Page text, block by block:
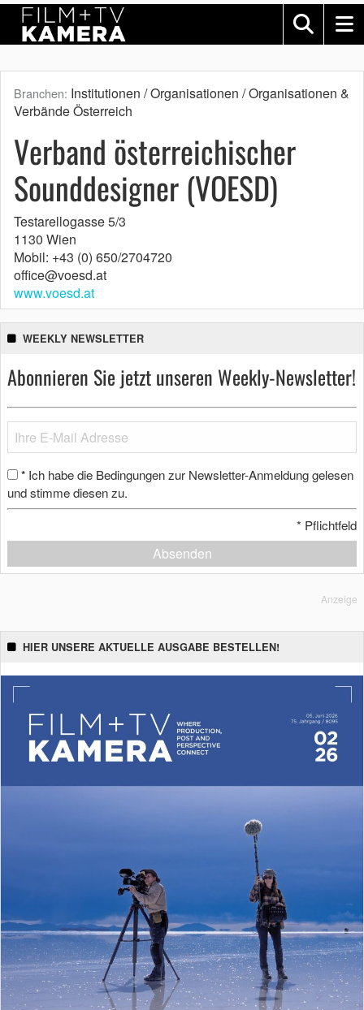
Branchen: Institutionen / Organisationen / Organisationen &
Verbände Österreich
Verband österreichischer
Sounddesigner (VOESD)
Testarellogasse 5/3
1130 Wien
Mobil: +43 (0) 650/2704720
office@voesd.at
www.voesd.at
WEEKLY NEWSLETTER
Abonnieren Sie jetzt unseren Weekly-Newsletter!
* Ich habe die Bedingungen zur Newsletter-Anmeldung gelesen
und stimme diesen zu.
* Pflichtfeld
Absenden
Anzeige
HIER UNSERE AKTUELLE AUSGABE BESTELLEN!